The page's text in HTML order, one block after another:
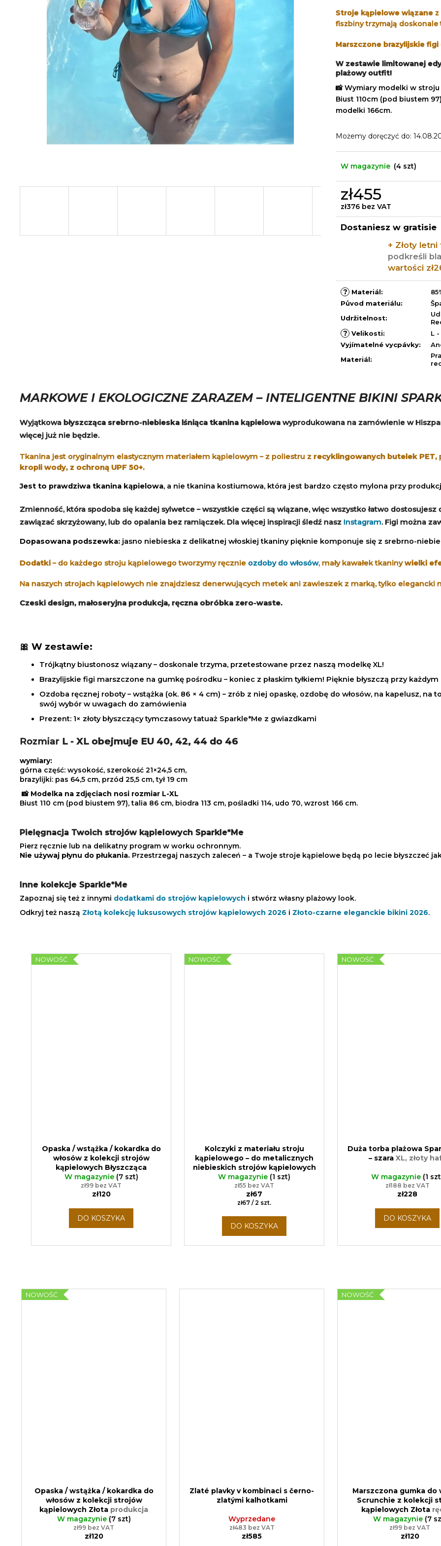
Stroje kąpielowe wiązane z
fiszbiny trzymają
Marszczone brazylijskie
W zestawie limitowanej
plażowy outfit!
📸Wymiary modelki w stroju
Biust 110cm (pod biustem
modelki 166cm.
Możemy doręczyć do:
W magazynie (4 szt)
zł455
zł376 bez VAT
Cena
jednostkowa:
Dostaniesz w gratisie
+ Złoty
podkreśli
wartości
? Materiál:
Původ materiálu:
Udržitelnost:
? Velikosti:
L -
Vyjímatelné vycpávky:
Materiál:
MARKOWE I EKOLOGICZNE ZARAZEM – INTELIGENTNE BIKINI
Wyjątkowa błyszcząca srebrno-niebieska lśniąca tkanina kąpielowa wyprodukowana na zamówienie w
więcej już nie będzie.
Tkanina jest oryginalnym elastycznym materiałem kąpielowym – z poliestru z recyklingowanych butelek PET,
kropli wody, z ochroną UPF 50+.
Jest to prawdziwa tkanina kąpielowa, a nie tkanina kostiumowa, która jest bardzo często mylona przy
Zmienność, która spodoba się każdej sylwetce – wszystkie części są wiązane, więc wszystko łatwo
zawiązać skrzyżowany, lub do opalania bez ramiączek. Dla więcej inspiracji śledź nasz Instagram. Figi można
Dopasowana podszewka: jasno niebieska z delikatnej włoskiej tkaniny pięknie komponuje się z srebrno-
Dodatki– do każdego stroju kąpielowego tworzymy ręcznie ozdoby do włosów, mały kawałek tkaninywielki
Na naszych strojach kąpielowych nie znajdziesz denerwujących metek ani zawieszek z marką, tylko elegancki
Czeski design, małoseryjna produkcja, ręczna obróbka zero-waste.
🎀 W zestawie:
Trójkątny biustonosz wiązany – doskonale trzyma, przetestowane przez naszą modelkę XL!
Brazylijskie figi marszczone na gumkę pośrodku – koniec z płaskim tyłkiem! Pięknie błyszczą przy każdym
Ozdoba ręcznej roboty – wstążka (ok. 86 × 4 cm) – zrób z niej opaskę, ozdobę do włosów, na kapelusz, na
swój wybór w uwagach do zamówienia
Prezent: 1× złoty błyszczący tymczasowy tatuaż Sparkle*Me z gwiazdkami
Rozmiar L - XL obejmuje EU 40, 42, 44 do 46
wymiary:
górna część: wysokość, szerokość 21×24,5 cm,
brazylijki: pas 64,5 cm, przód 25,5 cm, tył 19 cm
📸 Modelka na zdjęciach nosi rozmiar L-XL
Biust 110 cm (pod biustem 97), talia 86 cm, biodra 113 cm, pośladki 114, udo 70, wzrost 166 cm.
Pielęgnacja Twoich strojów kąpielowych Sparkle*Me
Pierz ręcznie lub na delikatny program w worku ochronnym.
Nie używaj płynu do płukania. Przestrzegaj naszych zaleceń – a Twoje stroje kąpielowe będą po lecie błyszczeć
Inne kolekcje Sparkle*Me
Zapoznaj się też z innymi dodatkami do strojów kąpielowych i stwórz własny plażowy look.
Odkryj też naszą Złotą kolekcję luksusowych strojów kąpielowych 2026 i Złoto-czarne eleganckie bikini 2026.
NOWOŚĆ
Opaska / wstążka / kokardka do
włosów z kolekcji strojów
kąpielowych Błyszcząca
niebieskaprodukcja zgodna z
zasadami zero waste, ręczne
wykonanie
W magazynie (7 szt)
zł99 bez VAT
zł120
DO KOSZYKA
NOWOŚĆ
Kolczyki z materiału stroju
kąpielowego – do metalicznych
niebieskich strojów kąpielowych
Rękodzieło
W magazynie (1 szt)
zł55 bez VAT
zł67
Cena
zł67 / 2 szt.
DO KOSZYKA
NOWOŚĆ
Duża torba plażowa
– szara XL, złoty
W magazynie (1
zł188 bez VAT
zł228
DO KOSZYKA
NOWOŚĆ
Opaska / wstążka / kokardka do
włosów z kolekcji strojów
kąpielowych Złota produkcja
zgodna z zasadami zero waste,
ręczne wykonanie
W magazynie (7 szt)
zł99 bez VAT
zł120
Zlaté plavky v kombinaci s černo-
zlatými kalhotkami
Wyprzedane
zł483 bez VAT
zł585
NOWOŚĆ
Marszczona gumka do
Scrunchie z kolekcji
kąpielowych Złota
wytwarzanie
waste
W magazynie (7
zł99 bez VAT
zł120